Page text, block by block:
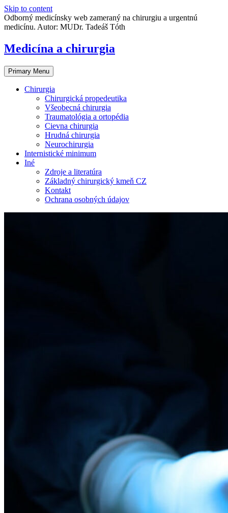
Skip to content
Odborný medicínsky web zameraný na chirurgiu a urgentnú
medicínu. Autor: MUDr. Tadeáš Tóth
Medicína a chirurgia
Primary Menu
Chirurgia
Chirurgická propedeutika
Všeobecná chirurgia
Traumatológia a ortopédia
Cievna chirurgia
Hrudná chirurgia
Neurochirurgia
Internistické minimum
Iné
Zdroje a literatúra
Základný chirurgický kmeň CZ
Kontakt
Ochrana osobných údajov